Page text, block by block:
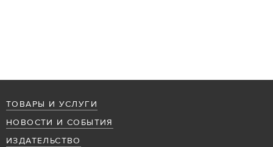
ТОВАРЫ И УСЛУГИ
НОВОСТИ И СОБЫТИЯ
ИЗДАТЕЛЬСТВО